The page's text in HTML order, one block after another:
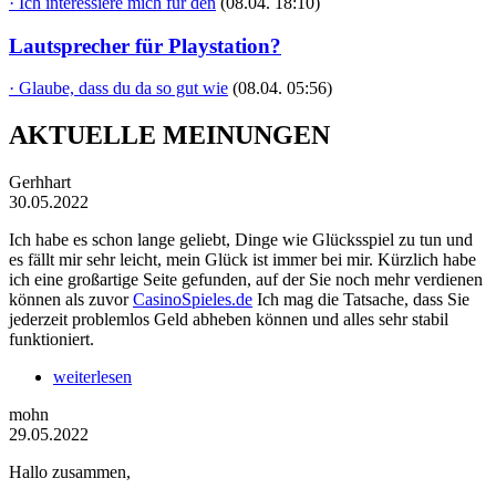
Lautsprecher für Playstation?
· Glaube, dass du da so gut wie (08.04. 05:56)
AKTUELLE MEINUNGEN
Gerhhart
30.05.2022
Ich habe es schon lange geliebt, Dinge wie Glücksspiel zu tun und
es fällt mir sehr leicht, mein Glück ist immer bei mir. Kürzlich habe
ich eine großartige Seite gefunden, auf der Sie noch mehr verdienen
können als zuvorCasinoSpieles.de Ich mag die Tatsache, dass Sie
jederzeit problemlos Geld abheben können und alles sehr stabil
funktioniert.
weiterlesen
mohn
29.05.2022
Hallo zusammen,